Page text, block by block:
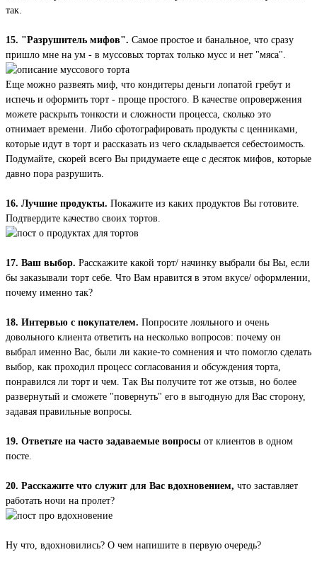
так.
15. "Разрушитель мифов". Самое простое и банальное, что сразу
пришло мне на ум - в муссовых тортах только мусс и нет "мяса".
Еще можно развеять миф, что кондитеры деньги лопатой гребут и
испечь и оформить торт - проще простого. В качестве опровержения
можете раскрыть тонкости и сложности процесса, сколько это
отнимает времени. Либо сфотографировать продукты с ценниками,
которые идут в торт и рассказать из чего складывается себестоимость.
Подумайте, скорей всего Вы придумаете еще с десяток мифов, которые
давно пора разрушить.
16. Лучшие продукты. Покажите из каких продуктов Вы готовите.
Подтвердите качество своих тортов.
17. Ваш выбор. Расскажите какой торт/ начинку выбрали бы Вы, если
бы заказывали торт себе. Что Вам нравится в этом вкусе/ оформлении,
почему именно так?
18. Интервью с покупателем. Попросите лояльного и очень
довольного клиента ответить на несколько вопросов: почему он
выбрал именно Вас, были ли какие-то сомнения и что помогло сделать
выбор, как проходил процесс согласования и обсуждения торта,
понравился ли торт и чем. Так Вы получите тот же отзыв, но более
развернутый и сможете "повернуть" его в выгодную для Вас сторону,
задавая правильные вопросы.
19. Ответьте на часто задаваемые вопросы от клиентов в одном
посте.
20. Расскажите что служит для Вас вдохновением, что заставляет
работать ночи на пролет?
Ну что, вдохновились? О чем напишите в первую очередь?